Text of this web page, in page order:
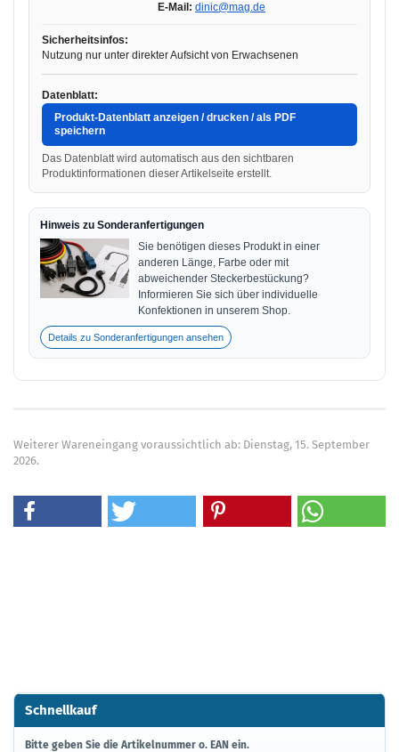
E-Mail: dinic@mag.de
Sicherheitsinfos:
Nutzung nur unter direkter Aufsicht von Erwachsenen
Datenblatt:
Produkt-Datenblatt anzeigen / drucken / als PDF
speichern
Das Datenblatt wird automatisch aus den sichtbaren
Produktinformationen dieser Artikelseite erstellt.
Hinweis zu Sonderanfertigungen
Sie benötigen dieses Produkt in einer
anderen Länge, Farbe oder mit
abweichender Steckerbestückung?
Informieren Sie sich über individuelle
Konfektionen in unserem Shop.
Details zu Sonderanfertigungen ansehen
Weiterer Wareneingang voraussichtlich ab: Dienstag, 15. September
2026.
Schnellkauf
BITTE
Bitte geben Sie die Artikelnummer o. EAN ein.